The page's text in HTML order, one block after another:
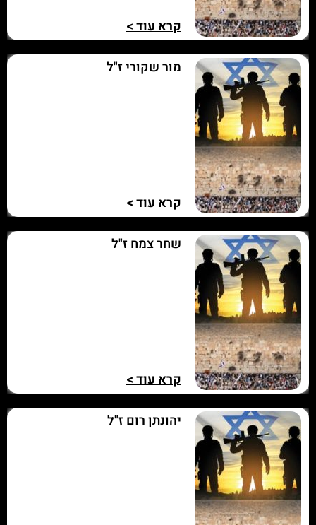
קרא עוד >
מור שקורי ז"ל
קרא עוד >
שחר צמח ז"ל
קרא עוד >
יהונתן רום ז"ל